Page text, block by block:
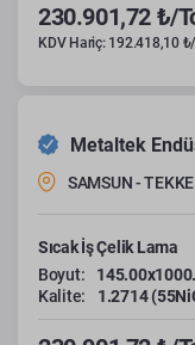
230.901,72 ₺/
KDV Hariç: 192.418,10
Metaltek
SAMSUN -
Sıcak İş Çelik Lama
Boyut:
Kalite:
1.2714